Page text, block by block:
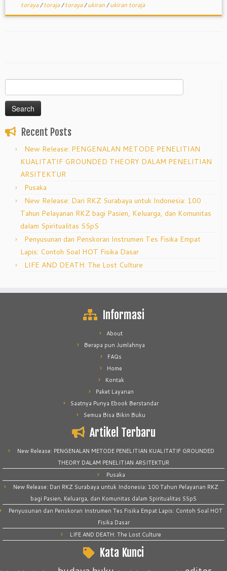
toraya/toraja/toraya/ukiran/ukiran toraja
for:
Recent Posts
New Release: PENGENALAN METODE PENELITIAN
KUALITATIF GROUNDED THEORY DALAM PENELITIAN
ARSITEKTUR
Pusaka
New Release: Dari RKZ Surabaya untuk Indonesia: 100
Tahun Pelayanan RKZ bagi Pasien, Keluarga, dan Komunitas
dalam Spiritualitas SSpS
Penyusunan dan Penskoran Instrumen Tes Fisika Empat
Lapis: Contoh Soal HOT Fisika Dasar
LIFE AND DEATH: The Lost Culture
Informasi
About
Berapa pun Jumlahnya
FAQs
Home
Kontak
Paket Layanan
Saatnya Punya Ebook Berstandar
Semua Bisa Bikin Buku
Artikel Terbaru
New Release: PENGENALAN METODE PENELITIAN KUALITATIF GROUNDED
THEORY DALAM PENELITIAN ARSITEKTUR
Pusaka
New Release: Dari RKZ Surabaya untuk Indonesia: 100 Tahun Pelayanan RKZ
bagi Pasien, Keluarga, dan Komunitas dalam Spiritualitas SSpS
Penyusunan dan Penskoran Instrumen Tes Fisika Empat Lapis: Contoh Soal HOT
Fisika Dasar
LIFE AND DEATH: The Lost Culture
Kata Kunci